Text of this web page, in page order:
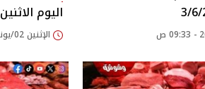
اليوم الاثنين 2/6/2025
الإثنين 02/يونيو/2025 - 09:18 ص